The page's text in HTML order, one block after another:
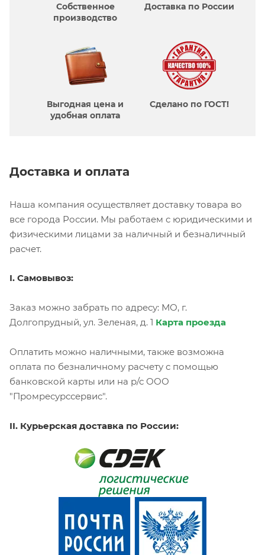
Собственное
производcтво
Доставка по России
Выгодная цена и
удобная оплата
Сделано по ГОСТ!
Доставка и оплата
Наша компания осуществляет доставку товара во
все города России. Мы работаем с юридическими и
физическими лицами за наличный и безналичный
расчет.
I. Самовывоз:
Заказ можно забрать по адресу: МО, г.
Долгопрудный, ул. Зеленая, д. 1 Карта проезда
Оплатить можно наличными, также возможна
оплата по безналичному расчету с помощью
банковской карты или на р/с ООО
"Промресурссервис".
II. Курьерская доставка по России: